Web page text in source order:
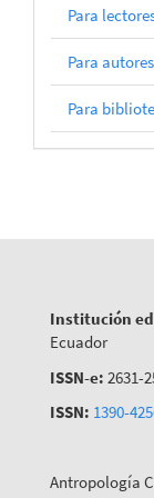
Para
Para
Para
Institución
Ecuador
ISSN-e: 2631-
ISSN: 1390-
Antropología